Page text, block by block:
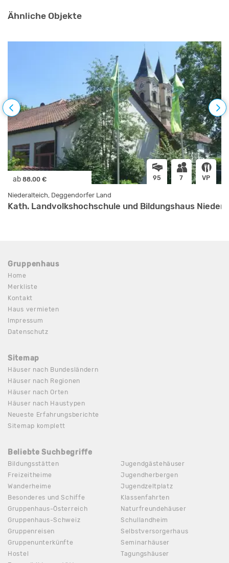
Ähnliche Objekte
ab 88.00 € 95 7 VP
Niederalteich, Deggendorfer Land
Kath. Landvolkshochschule und Bildungshaus
Gruppenhaus
Home
Merkliste
Kontakt
Haus vermieten
Impressum
Datenschutz
Sitemap
Häuser nach Bundesländern
Häuser nach Regionen
Häuser nach Orten
Häuser nach Haustypen
Neueste Erfahrungsberichte
Sitemap komplett
Beliebte Suchbegriffe
Bildungsstätten
Freizeitheime
Wanderheime
Besonderes und Schiffe
Gruppenhaus-Österreich
Gruppenhaus-Schweiz
Gruppenreisen
Gruppenunterkünfte
Hostel
Jugendgästehäuser
Jugendherbergen
Jugendzeltplatz
Klassenfahrten
Naturfreundehäuser
Schullandheim
Selbstversorgerhaus
Seminarhäuser
Tagungshäuser